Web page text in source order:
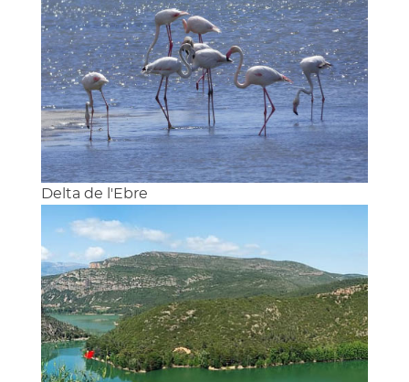
Delta de l'Ebre